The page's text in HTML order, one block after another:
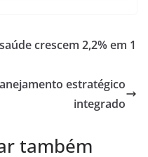
crescem 2,2% em 1
estratégico
integrado
também